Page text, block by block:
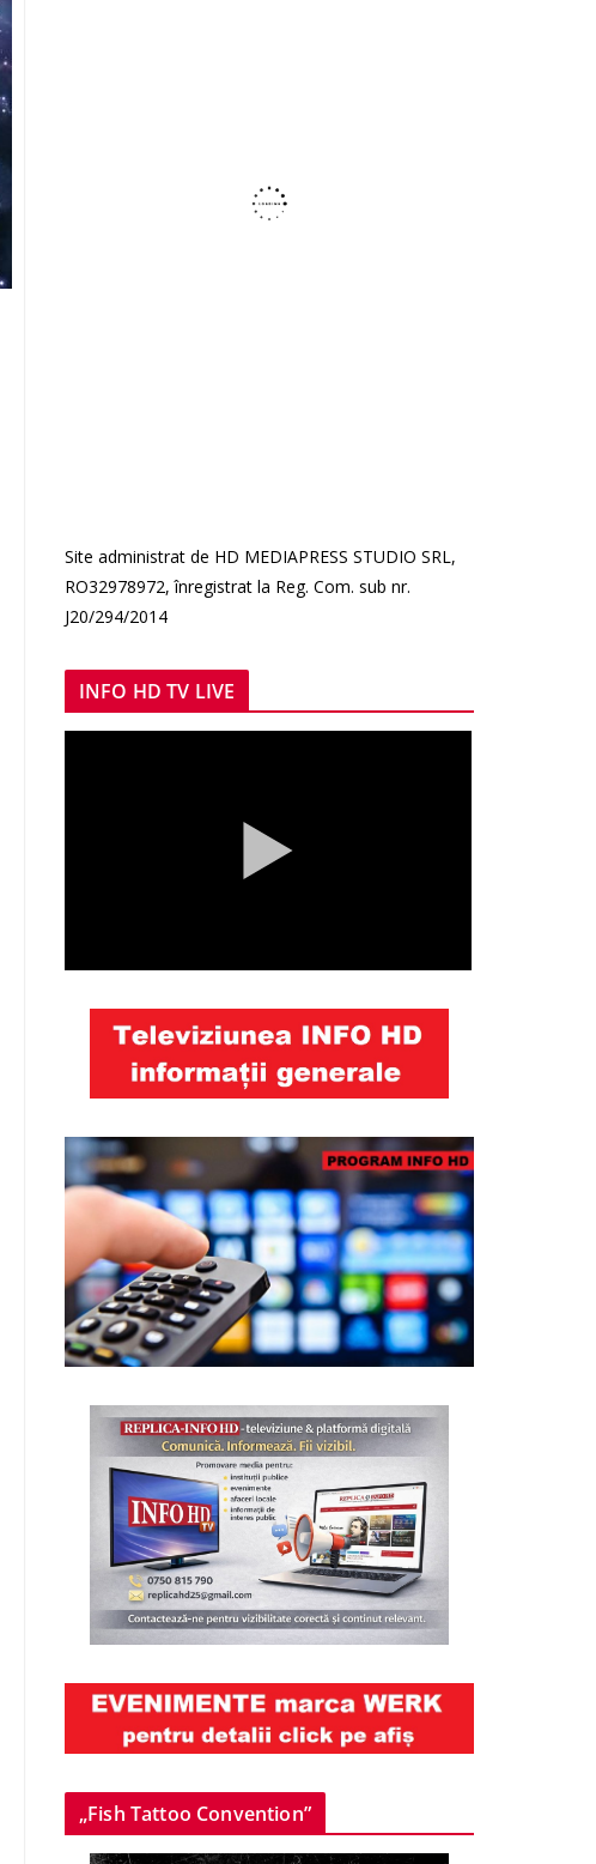
Site administrat de HD MEDIAPRESS STUDIO SRL,
RO32978972, înregistrat la Reg. Com. sub nr.
J20/294/2014
INFO HD TV LIVE
„Fish Tattoo Convention”